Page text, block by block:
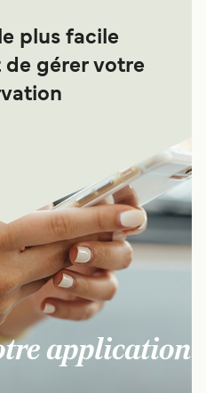
plus facile
gérer votre
application